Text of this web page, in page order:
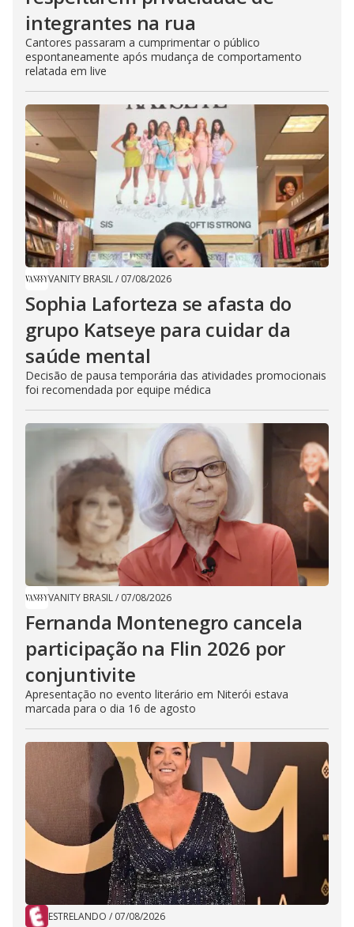
integrantes na rua
Cantores passaram a cumprimentar o público
espontaneamente após mudança de comportamento
relatada em live
VANITY BRASIL/ 07/08/2026
Sophia Laforteza se afasta do
grupo Katseye para cuidar da
saúde mental
Decisão de pausa temporária das atividades promocionais
foi recomendada por equipe médica
VANITY BRASIL/ 07/08/2026
Fernanda Montenegro cancela
participação na Flin 2026 por
conjuntivite
Apresentação no evento literário em Niterói estava
marcada para o dia 16 de agosto
ESTRELANDO / 07/08/2026